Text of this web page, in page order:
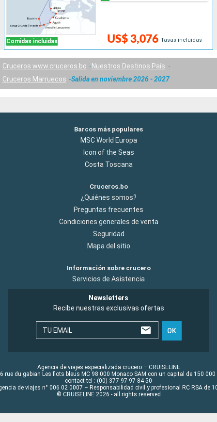
Comidas incluidas US$ 3,076 Tasas incluidas
Cruceros www.cruceros.bo
Nuestros Destinos País
Cruceros Marruecos
Salida en noviembre 2026 - 2027
Barcos más populares
MSC World Europa
Icon of the Seas
Costa Toscana
Cruceros.bo
¿Quiénes somos?
Preguntas frecuentes
Condiciones generales de venta
Seguridad
Mapa del sitio
Información sobre crucero
Servicios de Asistencia
Newsletters
Recibe nuestras exclusivas ofertas
TU EMAIL OK
Agencia de viajes especializada crucero – CRUISELINE
rue du gabian Les flots bleus MC 98 000 Monaco SAM con un capital de 150 000
contact tel : (00) 377 97 97 84 50
de viajes n° 006 02 0007 – Responsabilidad civil y profesional RC RSA de
© CRUISELINE 2026 - all rights reserved